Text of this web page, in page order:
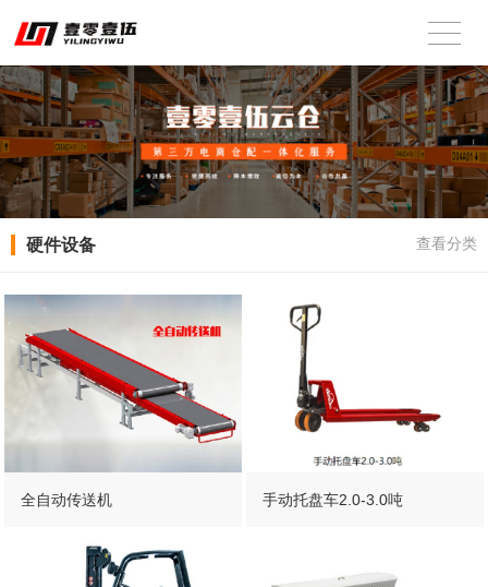
硬件设备 查看分类
全自动传送机 手动托盘车2.0-3.0吨